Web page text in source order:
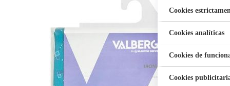
Aspiradora Quitamanchas 450W
Cookies
Cookies analíticas
Cookies de
Cookies